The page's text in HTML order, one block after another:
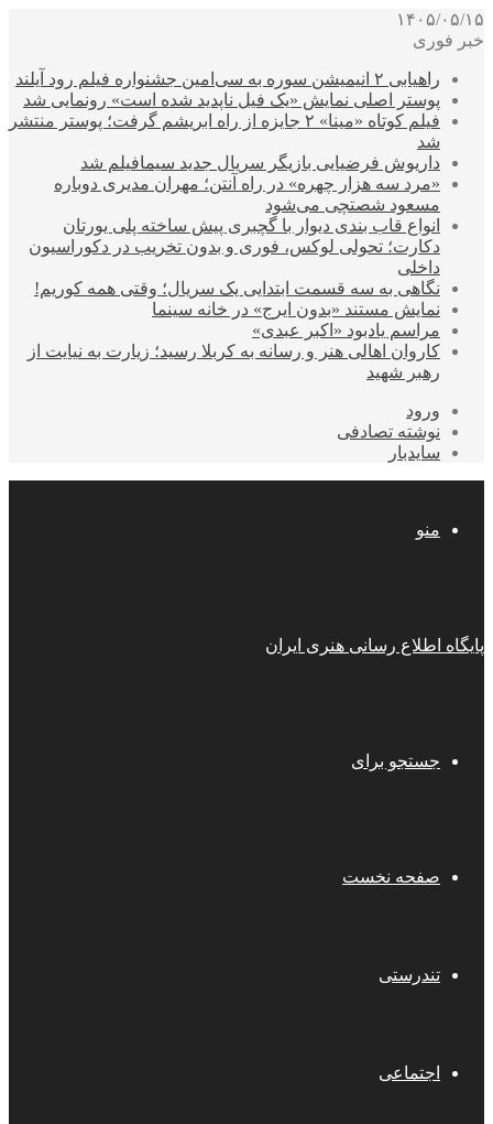
۱۴۰۵/۰۵/۱۵
خبر فوری
راهیابی ۲ انیمیشن سوره به سی‌امین جشنواره فیلم رود آیلند
پوستر اصلی نمایش «یک فیل ناپدید شده است» رونمایی شد
فیلم کوتاه «مینا» ۲ جایزه از راه ابریشم گرفت؛ پوستر منتشر
شد
داریوش فرضیایی بازیگر سریال جدید سیمافیلم شد
«مرد سه هزار چهره» در راه آنتن؛ مهران مدیری دوباره
مسعود شصتچی می‌شود
انواع قاب بندی دیوار با گچبری پیش ساخته پلی یورتان
دکارت؛ تحولی لوکس، فوری و بدون تخریب در دکوراسیون
داخلی
نگاهی به سه قسمت ابتدایی یک سریال؛ وقتی همه کوریم!
نمایش مستند «بدون ایرج» در خانه سینما
مراسم یادبود «اکبر عبدی»
کاروان اهالی هنر و رسانه به کربلا رسید؛ زیارت به نیایت از
رهبر شهید
ورود
نوشته تصادفی
سایدبار
منو
پایگاه اطلاع رسانی هنری ایران
جستجو برای
صفحه نخست
تندرستی
اجتماعی